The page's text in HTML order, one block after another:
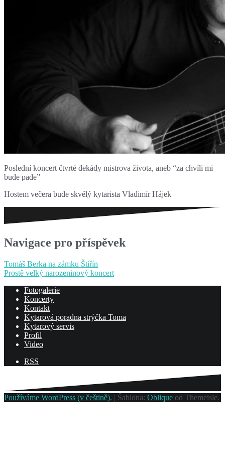
Poslední koncert čtvrté dekády mistrova života, aneb “za chvíli mi
bude pade”
Hostem večera bude skvělý kytarista Vladimír Hájek
Navigace pro příspěvek
Tomáš Berka na zámku Štiřín
Prostě velký narozeninový koncert
Fotogalerie
Koncerty
Kontakt
Kytarová poradna strýčka Toma
Kytarový servis
Profil
Video
RSS
Používáme WordPress (v češtině). | Šablona: Oblique od Themeisle.